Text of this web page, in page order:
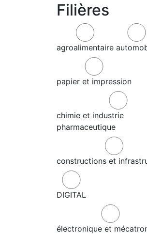
Filières
agroalimentaire
papier et impression
chimie et industrie
pharmaceutique
constructions et
DIGITAL
électronique et